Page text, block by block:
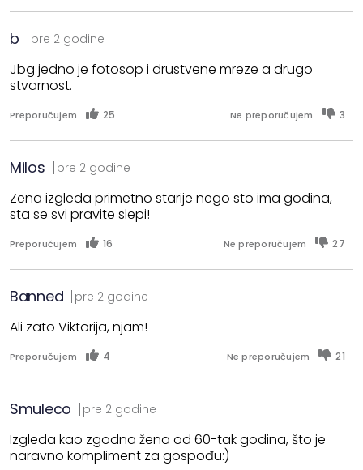
b pre 2 godine
Jbg jedno je fotosop i drustvene mreze a drugo
stvarnost.
Preporučujem 25 Ne preporučujem 3
Milos pre 2 godine
Zena izgleda primetno starije nego sto ima godina,
sta se svi pravite slepi!
Preporučujem 16 Ne preporučujem 27
Banned pre 2 godine
Ali zato Viktorija, njam!
Preporučujem 4 Ne preporučujem 21
Smuleco pre 2 godine
Izgleda kao zgodna žena od 60-tak godina, što je
naravno kompliment za gospođu:)